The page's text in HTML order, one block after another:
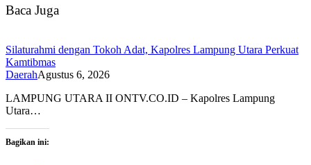
Baca Juga
Silaturahmi dengan Tokoh Adat, Kapolres Lampung Utara Perkuat
Kamtibmas
DaerahAgustus 6, 2026
LAMPUNG UTARA II ONTV.CO.ID – Kapolres Lampung
Utara…
Bagikan ini: